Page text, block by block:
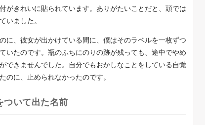
がきれいに貼られています。ありがたいことだと、頭では
いました。
に、彼女が出かけている間に、僕はそのラベルを一枚ずつ
いたのです。瓶のふちにのりの跡が残っても、途中でやめ
できませんでした。自分でもおかしなことをしている自覚
のに、止められなかったのです。
ついて出た名前